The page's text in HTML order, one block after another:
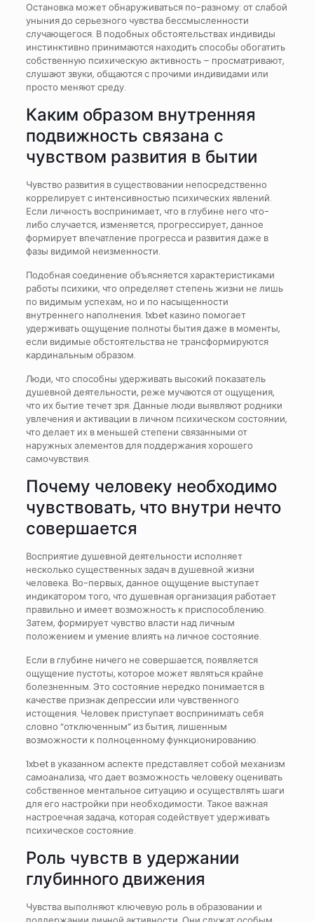
Остановка может обнаруживаться по-разному: от слабой
уныния до серьезного чувства бессмысленности
случающегося. В подобных обстоятельствах индивиды
инстинктивно принимаются находить способы обогатить
собственную психическую активность – просматривают,
слушают звуки, общаются с прочими индивидами или
просто меняют среду.
Каким образом внутренняя
подвижность связана с
чувством развития в бытии
Чувство развития в существовании непосредственно
коррелирует с интенсивностью психических явлений.
Если личность воспринимает, что в глубине него что-
либо случается, изменяется, прогрессирует, данное
формирует впечатление прогресса и развития даже в
фазы видимой неизменности.
Подобная соединение объясняется характеристиками
работы психики, что определяет степень жизни не лишь
по видимым успехам, но и по насыщенности
внутреннего наполнения. 1xbet казино помогает
удерживать ощущение полноты бытия даже в моменты,
если видимые обстоятельства не трансформируются
кардинальным образом.
Люди, что способны удерживать высокий показатель
душевной деятельности, реже мучаются от ощущения,
что их бытие течет зря. Данные люди выявляют родники
увлечения и активации в личном психическом состоянии,
что делает их в меньшей степени связанными от
наружных элементов для поддержания хорошего
самочувствия.
Почему человеку необходимо
чувствовать, что внутри нечто
совершается
Восприятие душевной деятельности исполняет
несколько существенных задач в душевной жизни
человека. Во-первых, данное ощущение выступает
индикатором того, что душевная организация работает
правильно и имеет возможность к приспособлению.
Затем, формирует чувство власти над личным
положением и умение влиять на личное состояние.
Если в глубине ничего не совершается, появляется
ощущение пустоты, которое может являться крайне
болезненным. Это состояние нередко понимается в
качестве признак депрессии или чувственного
истощения. Человек приступает воспринимать себя
словно “отключенным” из бытия, лишенным
возможности к полноценному функционированию.
1xbet в указанном аспекте представляет собой механизм
самоанализа, что дает возможность человеку оценивать
собственное ментальное ситуацию и осуществлять шаги
для его настройки при необходимости. Такое важная
настроечная задача, которая содействует удерживать
психическое состояние.
Роль чувств в удержании
глубинного движения
Чувства выполняют ключевую роль в образовании и